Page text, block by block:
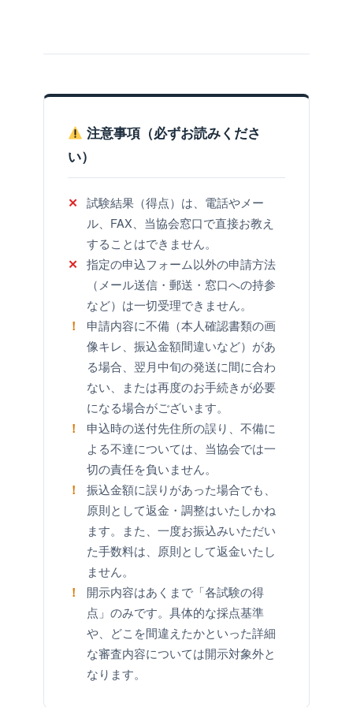
注意事項（必ずお読みくださ
い）
✕ 試験結果（得点）は、電話やメー
ル、FAX、当協会窓口で直接お教え
することはできません。
✕ 指定の申込フォーム以外の申請方法
（メール送信・郵送・窓口への持参
など）は一切受理できません。
！
申請内容に不備（本人確認書類の画
像キレ、振込金額間違いなど）があ
る場合、翌月中旬の発送に間に合わ
ない、または再度のお手続きが必要
になる場合がございます。
！
申込時の送付先住所の誤り、不備に
よる不達については、当協会では一
切の責任を負いません。
！
振込金額に誤りがあった場合でも、
原則として返金・調整はいたしかね
ます。また、一度お振込みいただい
た手数料は、原則として返金いたし
ません。
！
開示内容はあくまで「各試験の得
点」のみです。具体的な採点基準
や、どこを間違えたかといった詳細
な審査内容については開示対象外と
なります。